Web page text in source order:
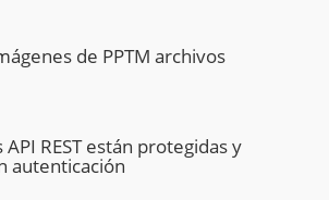
de PPTM archivos
API REST están protegidas y
autenticación